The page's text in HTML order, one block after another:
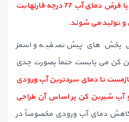
شیرین کن صنعتی معمولاً با فرض دمای آب 77 درجه فارنهایت
بخش های پیش تصفیه و اسمز
کن می بایست حتماً بصورت جدی
تا دمای سردترین آب ورودی
آب شیرین کن بر اساس آن طراحی
کاهش دمای آب ورودی مخصوصاً در